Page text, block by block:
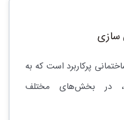
سازی
پرکاربرد است که به
در بخش‌های مختلف